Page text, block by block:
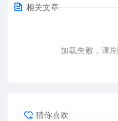
相关文章
加载失败，请
猜你喜欢